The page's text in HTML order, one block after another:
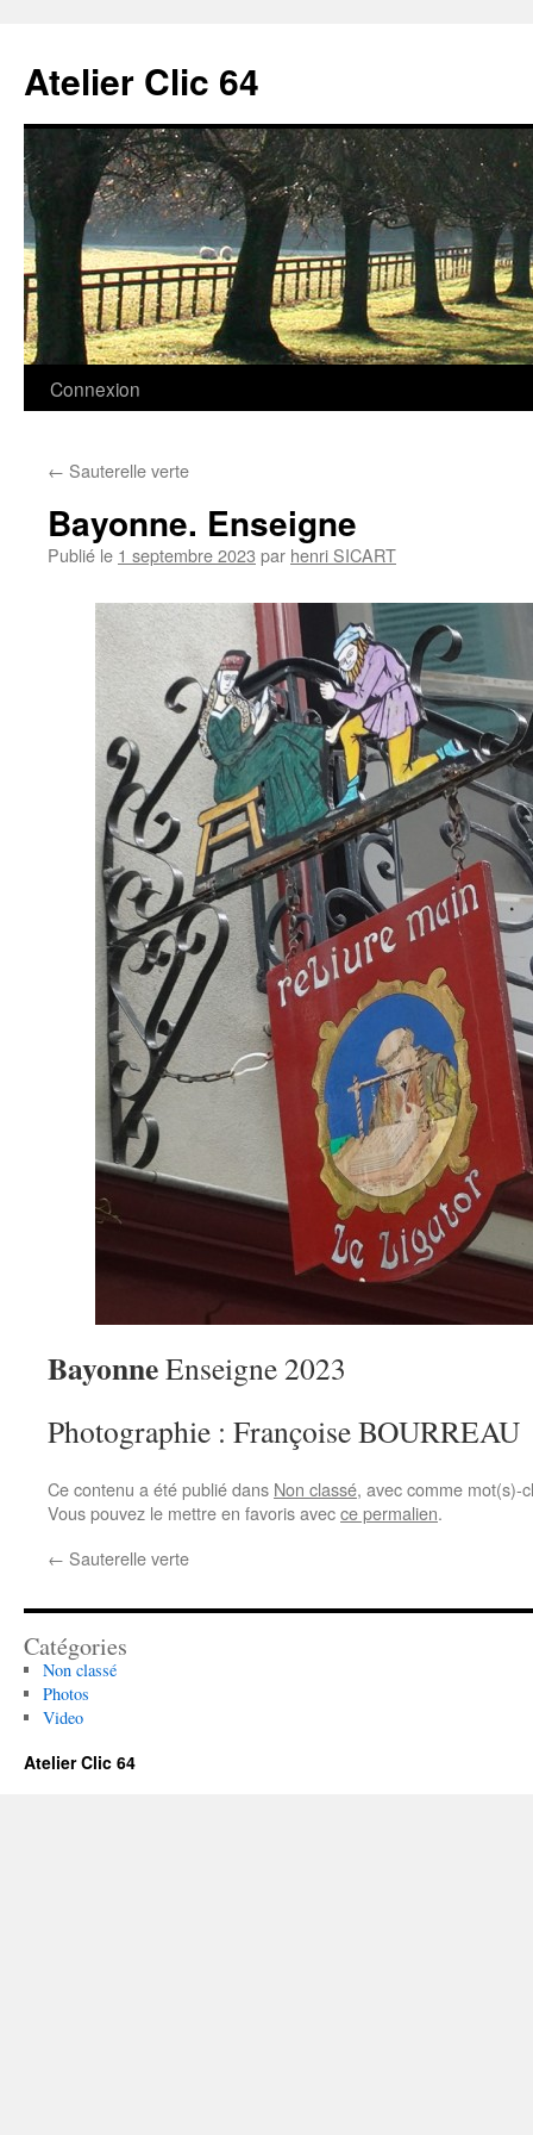
contenu
Atelier Clic 64
Connexion
← Sauterelle verte
Bayonne. Enseigne
Publié le 1 septembre 2023 par henri SICART
BayonneEnseigne 2023
Photographie : Françoise BOURREAU
Ce contenu a été publié dans Non classé, avec comme mot(s)-
Vous pouvez le mettre en favoris avecce permalien.
← Sauterelle verte
Catégories
Non classé
Photos
Video
Atelier Clic 64